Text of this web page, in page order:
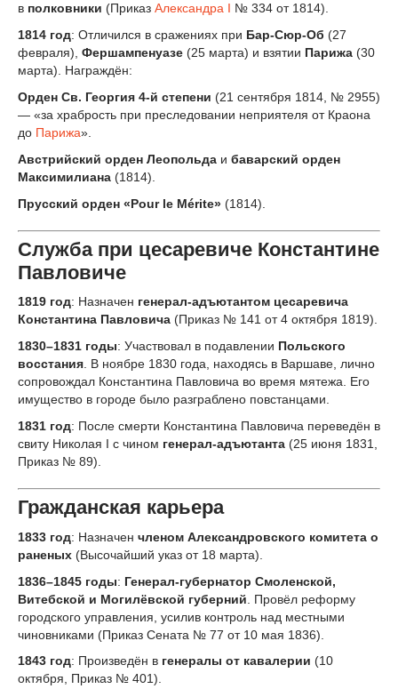
в полковники (Приказ Александра I № 334 от 1814).
1814 год: Отличился в сражениях при Бар-Сюр-Об (27
февраля), Фершампенуазе (25 марта) и взятии Парижа (30
марта). Награждён:
Орден Св. Георгия 4-й степени (21 сентября 1814, № 2955)
— «за храбрость при преследовании неприятеля от Краона
до Парижа».
Австрийский орден Леопольда и баварский орден
Максимилиана (1814).
Прусский орден «Pour le Mérite» (1814).
Служба при цесаревиче Константине
Павловиче
1819 год: Назначен генерал-адъютантом цесаревича
Константина Павловича (Приказ № 141 от 4 октября 1819).
1830–1831 годы: Участвовал в подавлении Польского
восстания . В ноябре 1830 года, находясь в Варшаве, лично
сопровождал Константина Павловича во время мятежа. Его
имущество в городе было разграблено повстанцами.
1831 год: После смерти Константина Павловича переведён в
свиту Николая I с чином генерал-адъютанта (25 июня 1831,
Приказ № 89).
Гражданская карьера
1833 год: Назначен членом Александровского комитета о
раненых (Высочайший указ от 18 марта).
1836–1845 годы: Генерал-губернатор Смоленской,
Витебской и Могилёвской губерний . Провёл реформу
городского управления, усилив контроль над местными
чиновниками (Приказ Сената № 77 от 10 мая 1836).
1843 год: Произведён в генералы от кавалерии (10
октября, Приказ № 401).